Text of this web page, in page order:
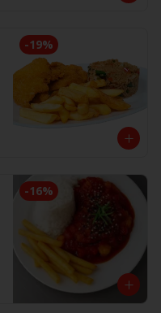
-19%
-16%